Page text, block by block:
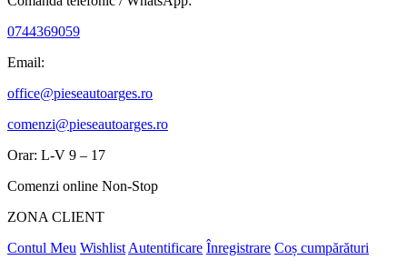
0744369059
Email:
office@pieseautoarges.ro
comenzi@pieseautoarges.ro
Orar: L-V 9 – 17
Comenzi online Non-Stop
ZONA CLIENT
Contul Meu Wishlist Autentificare Înregistrare Coș cumpărături